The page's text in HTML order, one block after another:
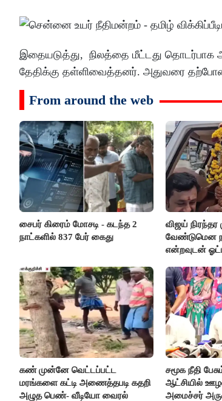
இதையடுத்து, நிலத்தை மீட்டது தொடர்பாக
தேதிக்கு தள்ளிவைத்தனர். அதுவரை
From around the web
சைபர் கிரைம் மோசடி - கடந்த 2
நாட்களில் 837 பேர் கைது
விஜய்
வேண்டுமென
என்றவுடன்
கண் முன்னே வெட்டப்பட்ட
மரங்களை கட்டி அணைத்தபடி கதறி
அழுத பெண்- வீடியோ வைரல்
சமூக நீதி
ஆட்சியில்
அமைச்சர்